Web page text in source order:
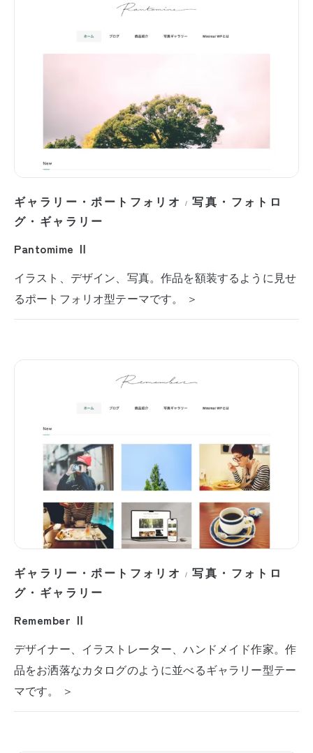
ギャラリー・ポートフォリオ /写真・フォトロ
グ・ギャラリー
Pantomime Ⅱ
イラスト、デザイン、写真。作品を額装するように見せ
るポートフォリオ型テーマです。 ＞
ギャラリー・ポートフォリオ /写真・フォトロ
グ・ギャラリー
Remember Ⅱ
デザイナー、イラストレーター、ハンドメイド作家。作
品をお洒落なカタログのように並べるギャラリー型テー
マです。 ＞